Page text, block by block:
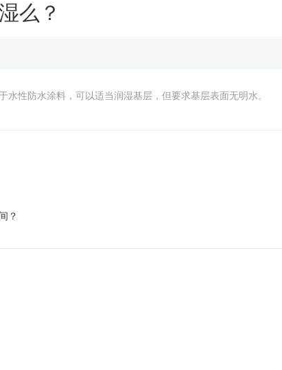
么？
性防水涂料，可以适当润湿基层，但要求基层表面无明水。
？